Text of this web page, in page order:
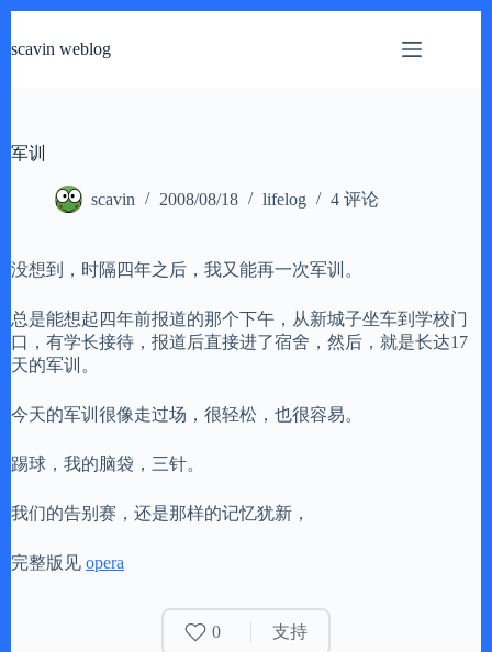
过
scavin weblog
军训
scavin 2008/08/18 lifelog 4 评论
没想到，时隔四年之后，我又能再一次军训。
总是能想起四年前报道的那个下午，从新城子坐车到学校门
口，有学长接待，报道后直接进了宿舍，然后，就是长达17
天的军训。
今天的军训很像走过场，很轻松，也很容易。
踢球，我的脑袋，三针。
我们的告别赛，还是那样的记忆犹新，
完整版见 opera
0 支持